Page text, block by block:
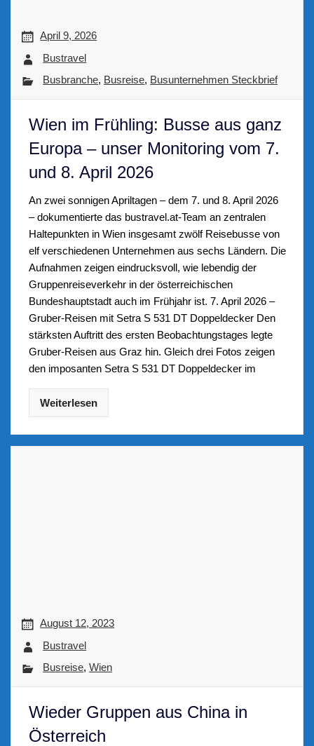
April 9, 2026
Bustravel
Busbranche, Busreise, Busunternehmen Steckbrief
Wien im Frühling: Busse aus ganz
Europa – unser Monitoring vom 7.
und 8. April 2026
An zwei sonnigen Apriltagen – dem 7. und 8. April 2026
– dokumentierte das bustravel.at-Team an zentralen
Haltepunkten in Wien insgesamt zwölf Reisebusse von
elf verschiedenen Unternehmen aus sechs Ländern. Die
Aufnahmen zeigen eindrucksvoll, wie lebendig der
Gruppenreiseverkehr in der österreichischen
Bundeshauptstadt auch im Frühjahr ist. 7. April 2026 –
Gruber-Reisen mit Setra S 531 DT Doppeldecker Den
stärksten Auftritt des ersten Beobachtungstages legte
Gruber-Reisen aus Graz hin. Gleich drei Fotos zeigen
den imposanten Setra S 531 DT Doppeldecker im
Weiterlesen
August 12, 2023
Bustravel
Busreise,Wien
Wieder Gruppen aus China in
Österreich